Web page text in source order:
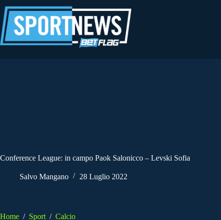
al
contenuto
Conference League: in campo Paok Salonicco – Levski Sofia
Salvo Mangano 28 Luglio 2022
Home / Sport / Calcio